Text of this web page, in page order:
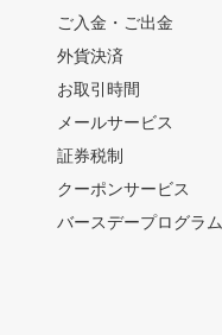
ご入金・ご出金
外貨決済
お取引時間
メールサービス
証券税制
クーポンサービス
バースデープログラム